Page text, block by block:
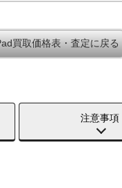
買取価格表・査定に戻る
注意事項